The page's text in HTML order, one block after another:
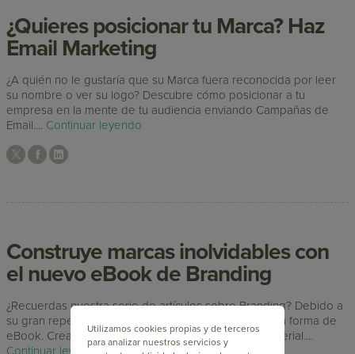
¿Quieres posicionar tu Marca? Haz
Email Marketing
¿A quién no le gustaría que su Marca fuera reconocida por leer
su nombre o ver su logo? Descubre cómo posicionar a tu
empresa en la mente de tu audiencia enviando Campañas de
Email.... Continuar leyendo
Construye marcas inolvidables con
el nuevo eBook de Branding
¿Recuerdas nuestra serie de artículos sobre Branding? Debido a
su gran repercusión decidimos duplicar la apuesta en forma de
eBook. Crea marcas exitosas con nuestro nuevo material....
Continuar leyendo
Utilizamos cookies propias y de terceros
para analizar nuestros servicios y